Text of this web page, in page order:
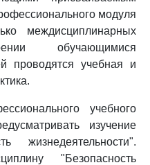
модуля
междисциплинарных
обучающимися
проводятся учебная и
учебного
изучение
жизнедеятельности".
"Безопасность